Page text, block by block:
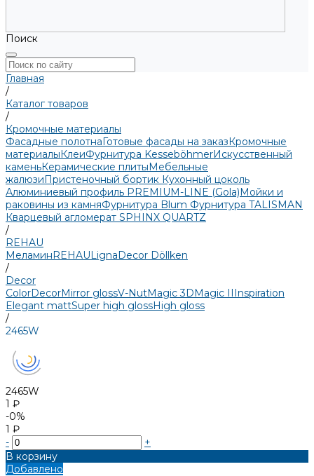
Поиск
Главная
/
Каталог товаров
/
Кромочные материалы
Фасадные полотнаГотовые фасады на заказКромочные
материалыКлеиФурнитура KesseböhmerИскусственный
каменьКерамические плитыМебельные
жалюзиПристеночный бортик Кухонный цоколь
Алюминиевый профиль PREMIUM-LINE (Gola)Мойки и
раковины из камняФурнитура Blum Фурнитура TALISMAN
Кварцевый агломерат SPHINX QUARTZ
/
REHAU
МеламинREHAULignaDecor Döllken
/
Decor
ColorDecorMirror glossV-NutMagic 3DMagic IIInspiration
Elegant mattSuper high glossHigh gloss
/
2465W
2465W
1 ₽
-0%
1 ₽
-
+
В корзину
Добавлено